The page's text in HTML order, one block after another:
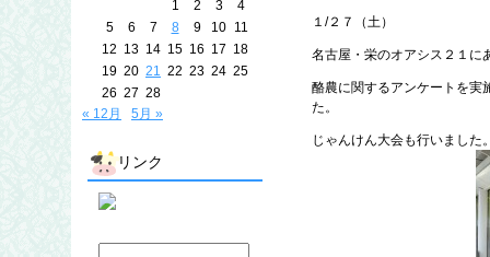
１/２７（土）
名古屋・栄のオアシス２１に
酪農に関するアンケートを実
た。
じゃんけん大会も行いまし
1
2 3
4
5
6 7 8 9 10 11
12 13 14 15 16 17 18
19 20 21 22 23 24 25
26 27 28
« 12月
5月 »
リンク